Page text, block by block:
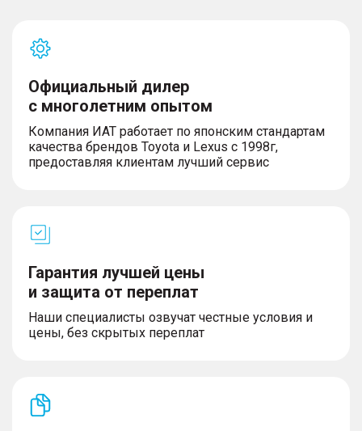
Официальный дилер
с многолетним опытом
Компания ИАТ работает по японским стандартам
качества брендов Toyota и Lexus с 1998г,
предоставляя клиентам лучший сервис
Гарантия лучшей цены
и защита от переплат
Наши специалисты озвучат честные условия и
цены, без скрытых переплат